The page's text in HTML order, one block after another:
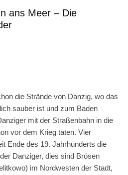
ans Meer – Die
die Strände von Danzig, wo das
sauber ist und zum Baden
mit der Straßenbahn in die
vor dem Krieg taten. Vier
Ende des 19. Jahrhunderts die
Danziger, dies sind Brösen
im Nordwesten der Stadt,